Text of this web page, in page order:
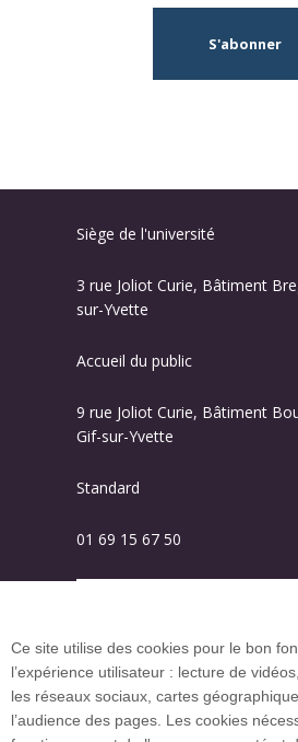
S'abonner
Siège de l'université
3 rue Joliot Curie, Bâtiment
sur-Yvette
Accueil du public
9 rue Joliot Curie, Bâtiment
Gif-sur-Yvette
Standard
01 69 15 67 50
Plan du site
Ce site utilise des cookies pour le bon
l’expérience utilisateur : lecture de
les réseaux sociaux, cartes
l’audience des pages. Les cookies